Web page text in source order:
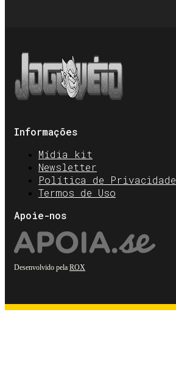
Informações
Mídia kit
Newsletter
Política de Privacidade
Termos de Uso
Apoie-nos
Desenvolvido pela ROX